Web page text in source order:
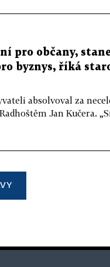
pro občany,
byznys, říká
absolvoval za
Jan Kučera.